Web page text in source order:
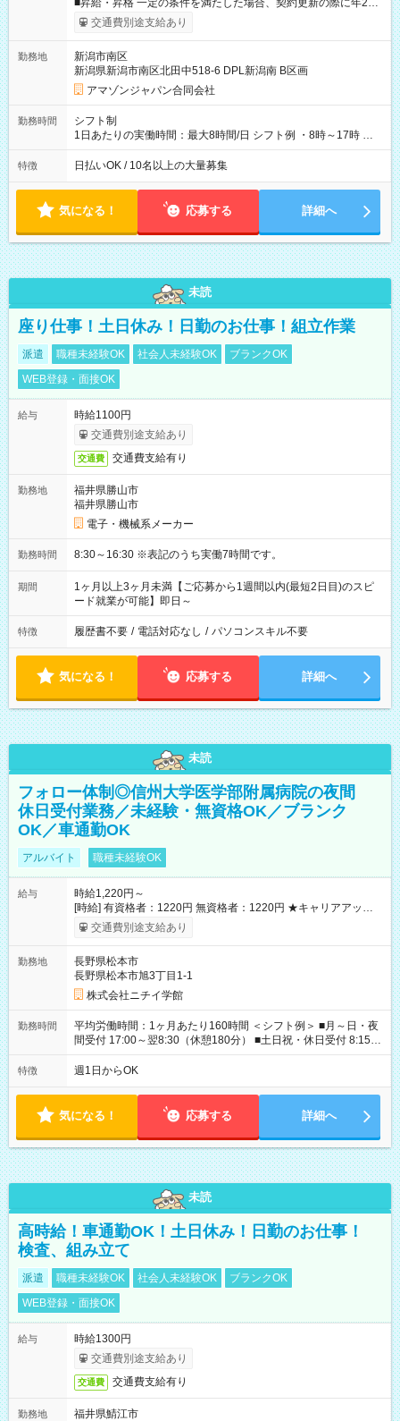
■昇給・昇格 一定の条件を満たした場合、契約更新の際に年2回
まで昇給の機会があります。 ■正社員登用制度あり ※月末締/翌
月25日支払い ※時間外手当、別途支給 ※深夜割増賃金 (22:00～
☆Amazon直雇用で安定して働けます！ 【試用期間】試用期間
あり 試用期間の長さ：1週間 雇用形態、給与は本採用時と同じ
です。
交通費別途支給あり
勤務地
新潟市南区
新潟県新潟市南区北田中518-6 DPL新潟南 B区画
アマゾンジャパン合同会社
勤務時間
シフト制
1日あたりの実働時間：最大8時間/日 シフト例 ・8時～17時 ・
12時～21時
特徴 日払いOK / 10名以上の大量募集
気になる！ 応募する 詳細へ
未読
座り仕事！土日休み！日勤のお仕事！組立作業
派遣 職種未経験OK 社会人未経験OK
ブランクOK
WEB登録・面接OK
給与
時給1100円
交通費別途支給あり
交通費 交通費支給有り
勤務地
福井県勝山市
福井県勝山市
電子・機械系メーカー
勤務時間 8:30～16:30 ※表記のうち実働7時間です。
期間
1ヶ月以上3ヶ月未満【ご応募から1週間以内(最短2日目)のスピ
ード就業が可能】即日～
特徴 履歴書不要 / 電話対応なし / パソコンスキル不要
気になる！ 応募する 詳細へ
未読
フォロー体制◎信州大学医学部附属病院の夜間
休日受付業務／未経験・無資格OK／ブランク
OK／車通勤OK
アルバイト 職種未経験OK
給与
時給1,220円～
[時給] 有資格者：1220円 無資格者：1220円 ★キャリアアップ制
度あり 進級により給与がアップします！ 【試用期間】試用期間
あり 試用期間の長さ：3ヶ月 雇用形態、給与は本採用時と同じ
交通費別途支給あり
勤務地
長野県松本市
長野県松本市旭3丁目1-1
株式会社ニチイ学館
勤務時間
平均労働時間：1ヶ月あたり160時間 ＜シフト例＞ ■月～日・夜
間受付 17:00～翌8:30（休憩180分） ■土日祝・休日受付 8:15～
17:15（休憩60分） ※上記時間帯でのシフト制 ※夜間のみ、休
日のみ等、勤務日数ご相談ください 平均労働時間：1ヶ月あたり
180分） ■土日祝・休日受付 8:15～17:15（休憩60分） ※上記時
間帯でのシフト制 ※夜間のみ、休日のみ等、勤務日数ご相談く
ださい
特徴 週1日からOK
気になる！ 応募する 詳細へ
未読
高時給！車通勤OK！土日休み！日勤のお仕事！
検査、組み立て
派遣 職種未経験OK 社会人未経験OK
ブランクOK
WEB登録・面接OK
給与
時給1300円
交通費別途支給あり
交通費 交通費支給有り
勤務地
福井県鯖江市